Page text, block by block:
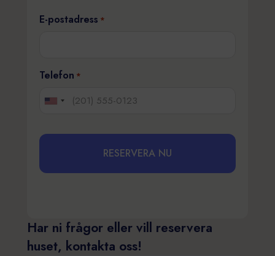
E-postadress *
Telefon *
Har ni frågor eller vill reservera
huset, kontakta oss!